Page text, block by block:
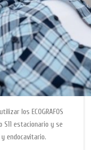
los ECOGRAFOS
estacionario y se
endocavitario.